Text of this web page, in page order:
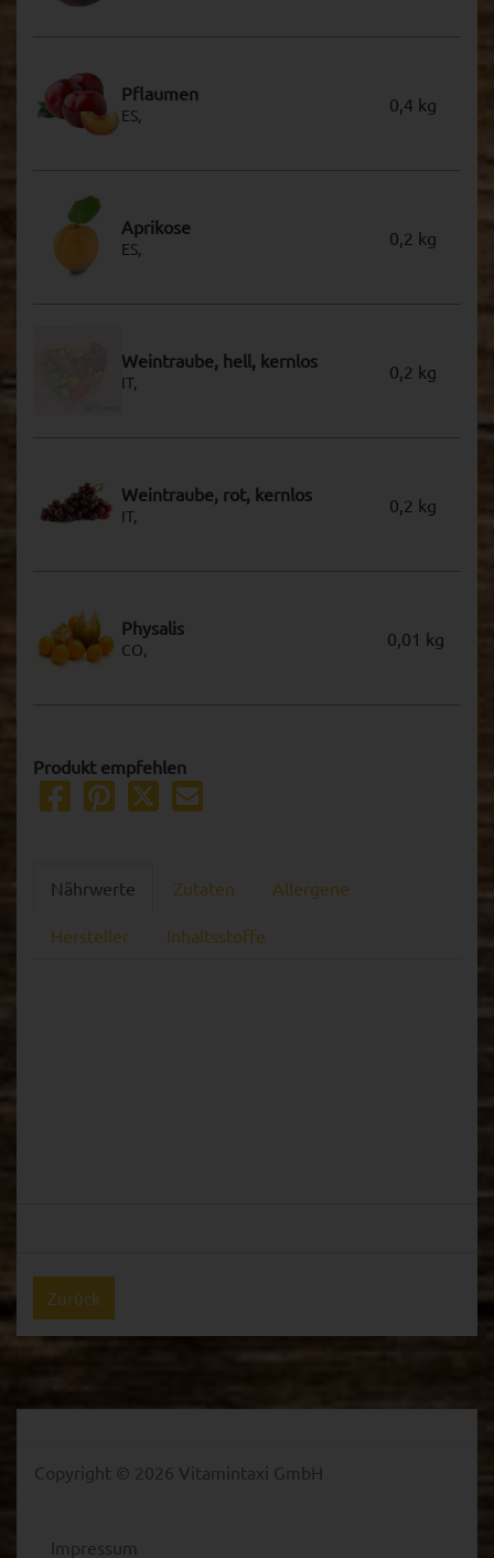
Pflaumen
ES,
0,4 kg
Aprikose
ES,
0,2 kg
Weintraube, hell, kernlos
IT,
0,2 kg
Weintraube, rot, kernlos
IT,
0,2 kg
Physalis
CO,
0,01 kg
Produkt empfehlen
Nährwerte Zutaten Allergene
Hersteller Inhaltsstoffe
Zurück
Copyright © 2026 Vitamintaxi GmbH
Impressum